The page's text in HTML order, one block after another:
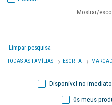
Staedtler
Timestudent
Mostrar/
Limpar pesquisa
TODAS AS FAMÍLIAS ESCRITA
Disponível no imediato
Os meus